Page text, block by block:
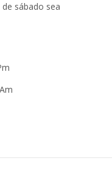
sábado sea